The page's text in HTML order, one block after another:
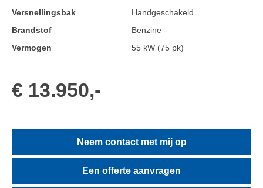
Versnellingsbak
Handgeschakeld
Brandstof
Benzine
Vermogen
55 kW (75 pk)
€ 13.950,-
Neem contact met mij op
Een offerte aanvragen